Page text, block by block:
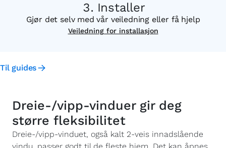
Installer
Gjør det selv med vår veiledning eller få hjelp
Veiledning for installasjon
Til guides
Dreie-/vipp-vinduer gir deg
større fleksibilitet
Dreie-/vipp-vinduet, også kalt 2-veis innadslående